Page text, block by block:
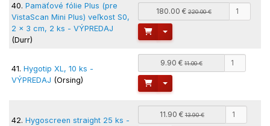
40. Pamäťové fólie Plus (pre
VistaScan Mini Plus) veľkost S0,
2 x 3 cm, 2 ks - VÝPREDAJ
(Durr)
180.00 €220.00 €
Toggle Dropdown
41. Hygotip XL, 10 ks -
VÝPREDAJ (Orsing)
9.90 €11.00 €
Toggle Dropdown
42. Hygoscreen straight 25 ks -
11.90 €13.90 €